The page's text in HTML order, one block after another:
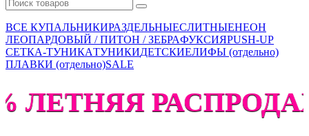
ВСЕ КУПАЛЬНИКИРАЗДЕЛЬНЫЕСЛИТНЫЕНЕОН
ЛЕОПАРДОВЫЙ / ПИТОН / ЗЕБРАФУКСИЯPUSH-UP
СЕТКА-ТУНИКАТУНИКИДЕТСКИЕЛИФЫ (отдельно)
ПЛАВКИ (отдельно)SALE
ЛЕТНЯЯ